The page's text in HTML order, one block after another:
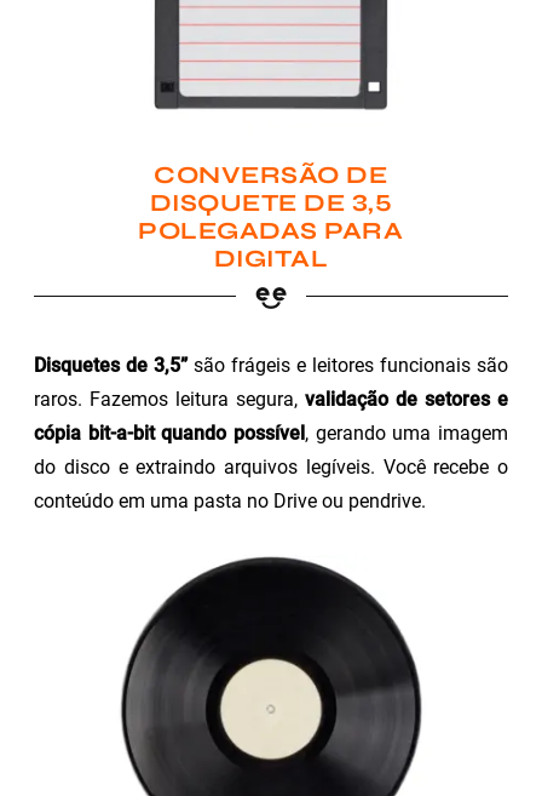
CONVERSÃO DE
DISQUETE DE 3,5
POLEGADAS PARA
DIGITAL
Disquetes de 3,5”são frágeis e leitores funcionais são
raros. Fazemos leitura segura, validação de setores e
cópia bit-a-bit quando possível, gerando uma imagem
do disco e extraindo arquivos legíveis. Você recebe o
conteúdo em uma pasta no Drive ou pendrive.